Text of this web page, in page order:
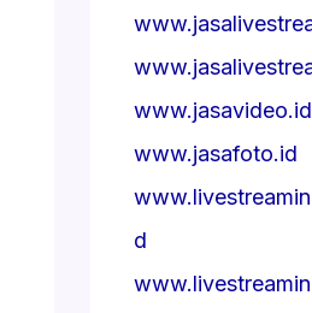
www.jasavideo.id
www.jasafoto.id
d